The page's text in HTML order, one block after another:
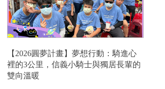
【2026圓夢計畫】夢想行動：騎進心
裡的3公里，信義小騎士與獨居長輩的
雙向溫暖